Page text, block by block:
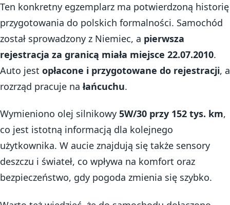
Ten konkretny egzemplarz ma potwierdzoną historię
przygotowania do polskich formalności. Samochód
został sprowadzony z Niemiec, a pierwsza
rejestracja za granicą miała miejsce 22.07.2010.
Auto jest opłacone i przygotowane do rejestracji, a
rozrząd pracuje na łańcuchu.
Wymieniono olej silnikowy 5W/30 przy 152 tys. km,
co jest istotną informacją dla kolejnego
użytkownika. W aucie znajdują się także sensory
deszczu i świateł, co wpływa na komfort oraz
bezpieczeństwo, gdy pogoda zmienia się szybko.